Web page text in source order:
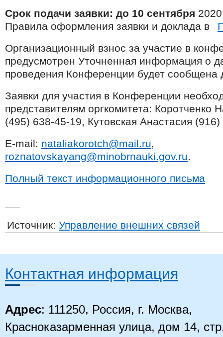
Срок подачи заявки: до 10 сентября
Правила оформления заявки и доклада в
Организационный взнос за участие в
предусмотрен Уточненная информация о
проведения Конференции будет сообщена
Заявки для участия в Конференции
представителям оргкомитета: Коротченко
(495) 638-45-19, Кутовская Анастасия
E-mail: nataliakorotch@mail.ru,
roznatovskayang@minobrnauki.gov.ru.
Полный текст информационного письма
Источник:Управление внешних связей
Контактная информация
Адрес: 111250, Россия, г. Москва,
Красноказарменная улица, дом 14,